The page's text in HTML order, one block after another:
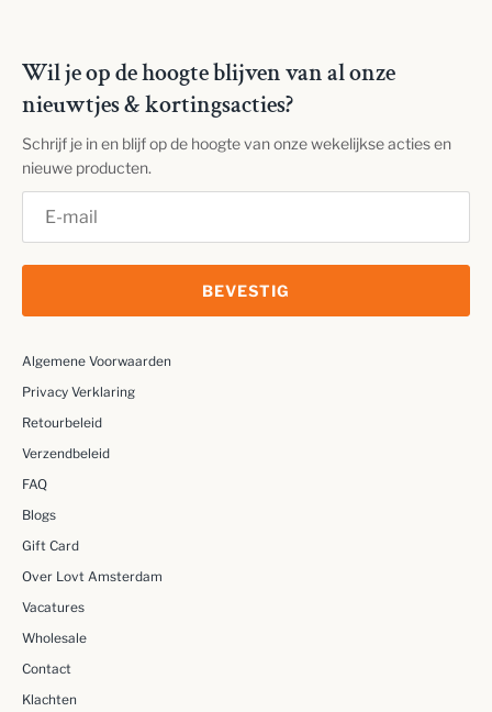
Wil je op de hoogte blijven van al onze
nieuwtjes & kortingsacties?
Schrijf je in en blijf op de hoogte van onze wekelijkse acties en
nieuwe producten.
BEVESTIG
Algemene Voorwaarden
Privacy Verklaring
Retourbeleid
Verzendbeleid
FAQ
Blogs
Gift Card
Over Lovt Amsterdam
Vacatures
Wholesale
Contact
Klachten